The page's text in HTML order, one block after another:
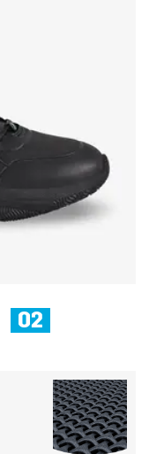
O2